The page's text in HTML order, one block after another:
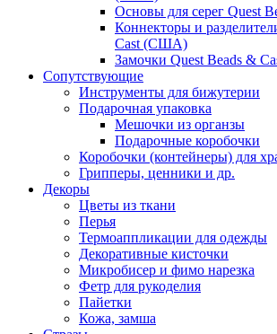
Основы для серег Quest
Коннекторы и
Cast (США)
Замочки Quest Beads &
Сопутствующие
Инструменты для бижутерии
Подарочная упаковка
Мешочки из органзы
Подарочные коробочки
Коробочки (контейнеры) для
Грипперы, ценники и др.
Декоры
Цветы из ткани
Перья
Термоаппликации для одежды
Декоративные кисточки
Микробисер и фимо нарезка
Фетр для рукоделия
Пайетки
Кожа, замша